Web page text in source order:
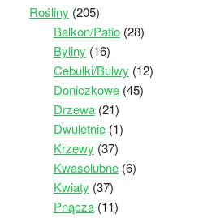
Rośliny (205)
Balkon/Patio(28)
Byliny (16)
Cebulki/Bulwy (12)
Doniczkowe(45)
Drzewa(21)
Dwuletnie(1)
Krzewy (37)
Kwasolubne(6)
Kwiaty (37)
Pnącza(11)